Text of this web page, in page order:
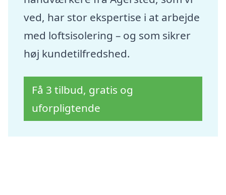
ved, har stor ekspertise i at arbejde
med loftsisolering – og som sikrer
høj kundetilfredshed.
Få 3 tilbud, gratis og
uforpligtende